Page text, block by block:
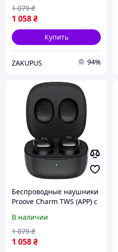
1 058₴
1 079 ₴
Купить
ZAKUPUS 94%
Беспроводные наушники
Proove Charm TWS (APP) с
Black (TWCH0001AP01)
В наличии
1 058₴
1 079 ₴